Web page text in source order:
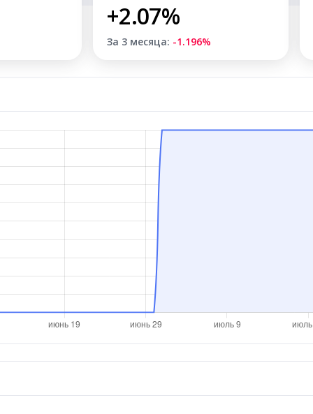
+2.07%
За 3 месяца: -1.196%